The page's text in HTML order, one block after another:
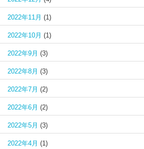
2022年11月 (1)
2022年10月 (1)
2022年9月 (3)
2022年8月 (3)
2022年7月 (2)
2022年6月 (2)
2022年5月 (3)
2022年4月 (1)